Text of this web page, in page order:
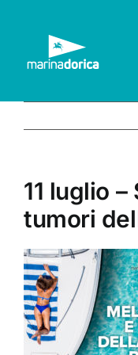
contenuto
11 luglio
tumori